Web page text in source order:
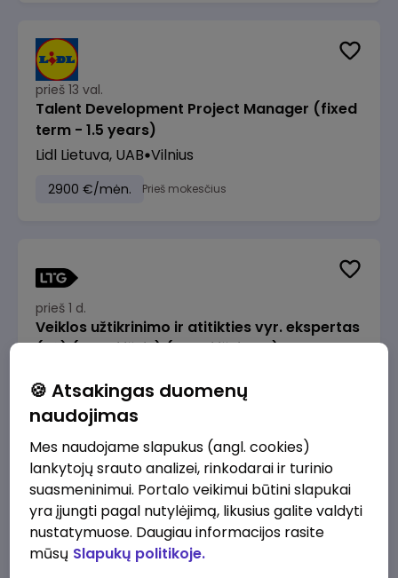
prieš 13 val.
Talent Development Project Manager (fixed
term - 1.5 years)
Lidl Lietuva, UAB Vilnius
2900 €/mėn. Prieš mokesčius
prieš 1 d.
Veiklos užtikrinimo ir atitikties vyr. ekspertas
(-ė) (Radviliškis) (Radviliškis, LT)
2610 - 3910 €/mėn.
prieš 1 d.
Veiklos užtikrinimo ir atitikties vyr. ekspertas
(-ė) (Kaunas) (Kaunas, LT)
🍪 Atsakingas duomenų
naudojimas
Mes naudojame slapukus (angl. cookies)
lankytojų srauto analizei, rinkodarai ir turinio
suasmeninimui. Portalo veikimui būtini slapukai
yra įjungti pagal nutylėjimą, likusius galite valdyti
nustatymuose. Daugiau informacijos rasite
mūsų Slapukų politikoje.